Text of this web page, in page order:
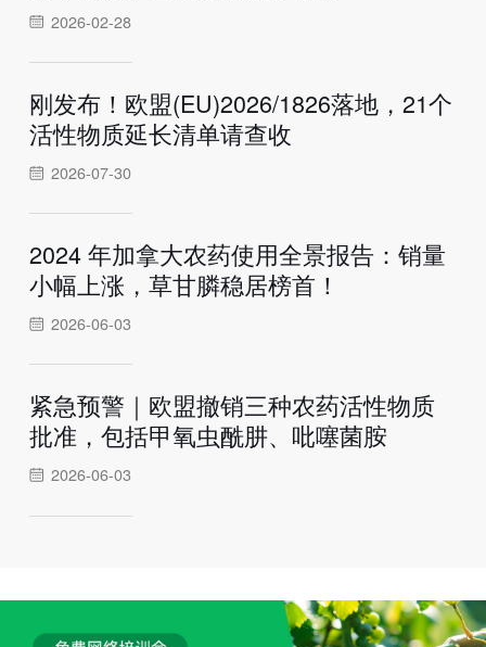
2026-02-28
刚发布！欧盟(EU)2026/1826落地，21个
活性物质延长清单请查收
2026-07-30
2024 年加拿大农药使用全景报告：销量
小幅上涨，草甘膦稳居榜首！
2026-06-03
紧急预警｜欧盟撤销三种农药活性物质
批准，包括甲氧虫酰肼、吡噻菌胺
2026-06-03